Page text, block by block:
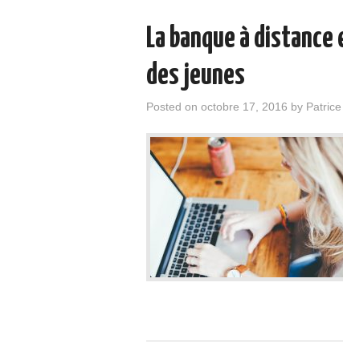
La banque à
des jeunes
Posted on octobre 17, 2016 by